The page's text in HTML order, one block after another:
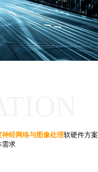
神经网络与图像处理软硬件方案
需求